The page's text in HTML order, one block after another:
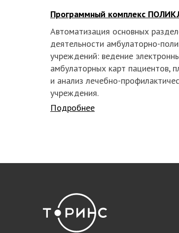
Программный комплекс
Автоматизация основных
деятельности амбулаторно-
учреждений: ведение
амбулаторных карт пациентов,
и анализ лечебно-
учреждения.
Подробнее